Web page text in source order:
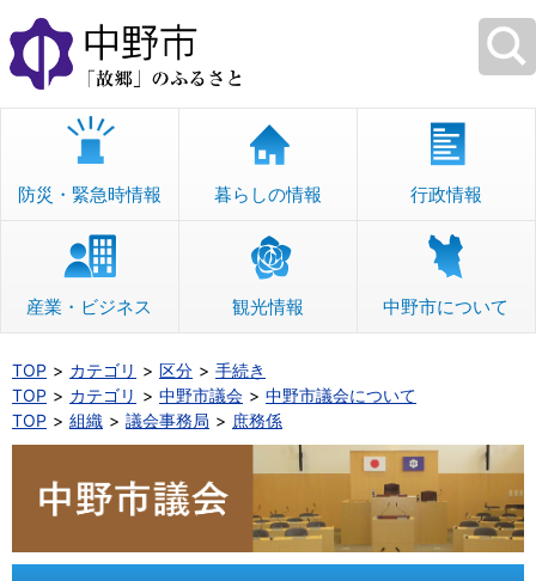
本
文
へ
移
防災・緊急時情報 暮らしの情報 行政情報
産業・ビジネス 観光情報 中野市について
TOP カテゴリ 区分
手続き
TOP
カテゴリ 中野市議会
中野市議会について
TOP
組織 議会事務局 庶務係